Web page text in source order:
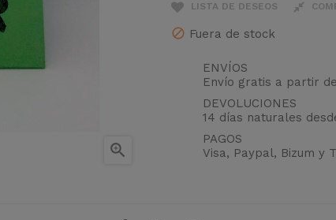

LISTA DE DESEOS
Fuera de stock
ENVÍOS
Envío gratis a partir
DEVOLUCIONES
14 días naturales
PAGOS
Visa, Paypal, Bizum y